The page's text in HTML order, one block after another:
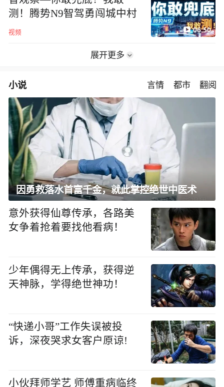
测！腾势N9智驾勇闯城中村
视频 06:50
展开更多
小说 言情 都市 翻阅
因勇救落水首富千金，就此掌控绝世中医术
意外获得仙尊传承，各路美
女争着抢着要找他看病！
少年偶得无上传承，获得逆
天神脉，学得绝世神功！
“快递小哥”工作失误被投
诉，深夜哭求女客户原谅!
小伙拜师学艺 师傅重病临终